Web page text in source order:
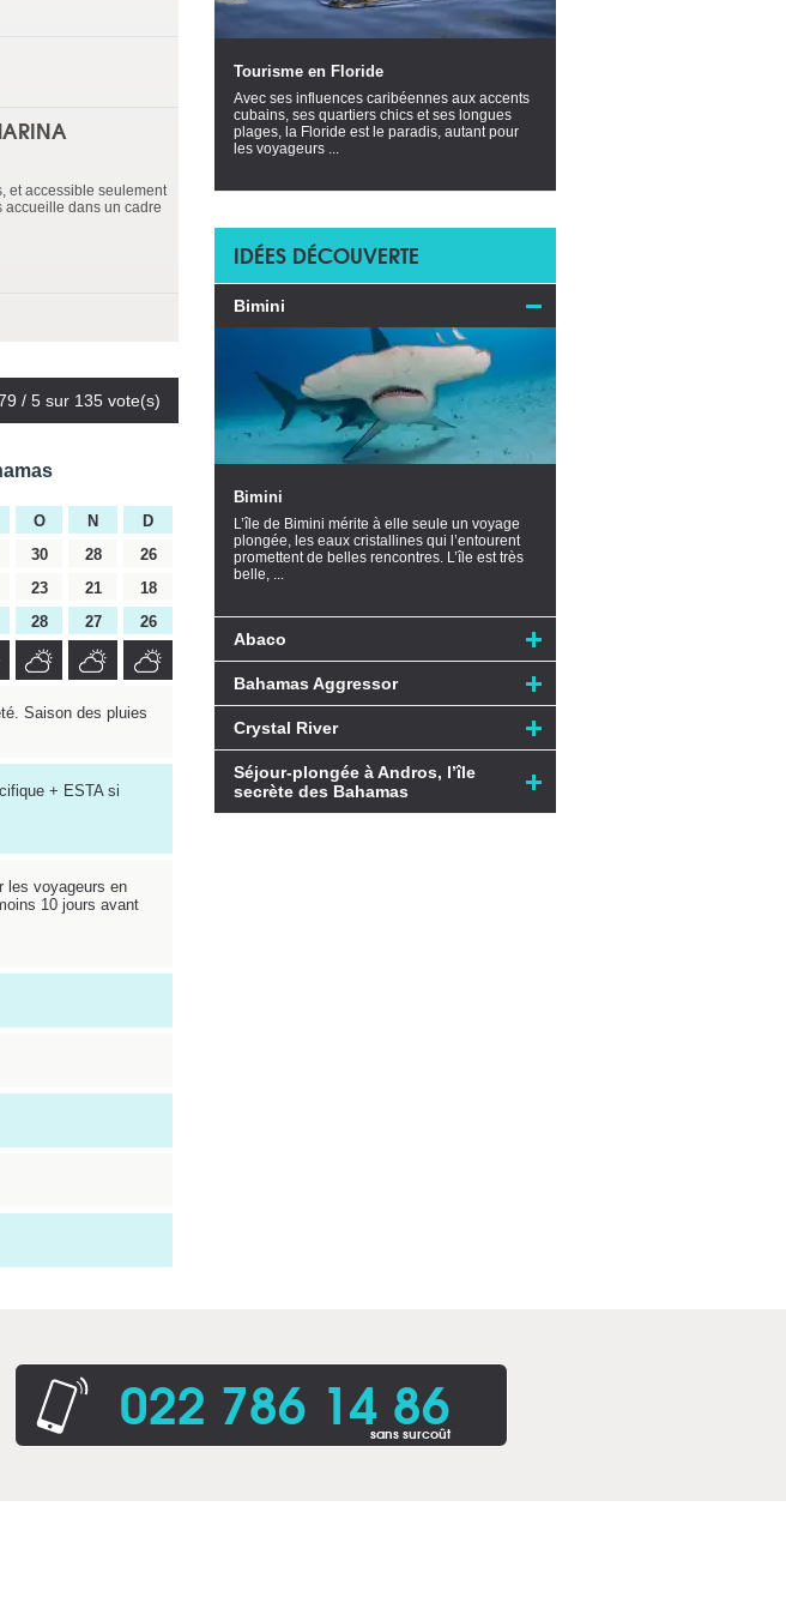
et accessible seulement
dans un cadre
/ 5 sur 135 vote(s)
O N
D
30 28
26
23 21
18
28 27 26
Saison des pluies
+ ESTA si
les voyageurs en
10 jours avant
Tourisme en Floride
Avec ses influences caribéennes aux accents
cubains, ses quartiers chics et ses longues
plages, la Floride est le paradis, autant pour
les voyageurs ...
IDÉES DÉCOUVERTE
Bimini
Bimini
L’île de Bimini mérite à elle seule un voyage
plongée, les eaux cristallines qui l’entourent
promettent de belles rencontres. L’île est très
belle, ...
Abaco
Bahamas Aggressor
Crystal River
Séjour-plongée à Andros, l’île
secrète des Bahamas
022 786 14 86
sans surcoût